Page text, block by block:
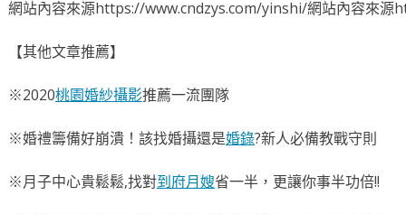
網站內容來源https://www.cndzys.com/yinshi/網站內容來源
【其他文章推薦】
※2020桃園婚紗攝影推薦一流團隊
※婚禮籌備好崩潰！該找婚攝還是婚錄?新人必備教戰守則
※月子中心貴鬆鬆,找對到府月嫂省一半，更讓你事半功倍!!